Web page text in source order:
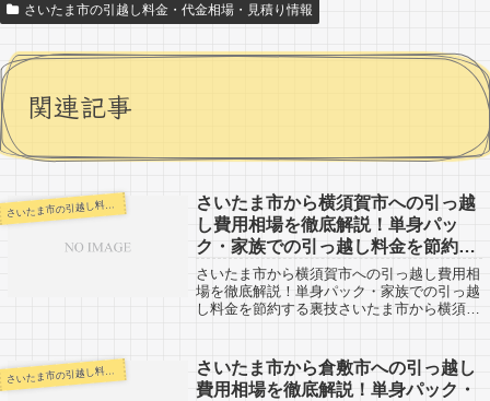
さいたま市の引越し料金・代金相場・見積り情報
関連記事
さいたま市の引越し料金・代金相場・見積り情報
さいたま市から横須賀市への引っ越
し費用相場を徹底解説！単身パッ
ク・家族での引っ越し料金を節約す
る裏技
さいたま市から横須賀市への引っ越し費用相
場を徹底解説！単身パック・家族での引っ越
し料金を節約する裏技さいたま市から横須賀
ている方も参考になる情報があるかと思い
ま...
さいたま市の引越し料金・代金相場・見積り情報
さいたま市から倉敷市への引っ越し
費用相場を徹底解説！単身パック・